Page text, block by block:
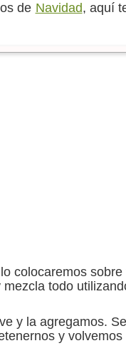
de Navidad, aquí
colocaremos
todo
y la agregamos.
y